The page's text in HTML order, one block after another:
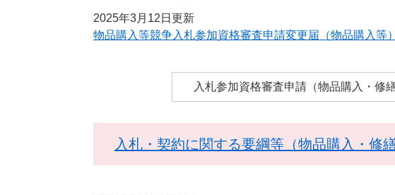
2025年3月12日更新
物品購入等競争入札参加資格審査申請変更届（物品購入等）
入札参加資格審査申請（物品購入・修
入札・契約に関する要綱等（物品購入・修繕